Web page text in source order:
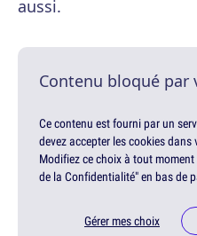
aussi.
Contenu bloqué par
Ce contenu est fourni par un
devez accepter les cookies
Modifiez ce choix à tout
de la Confidentialité" en bas de
Gérer mes choix